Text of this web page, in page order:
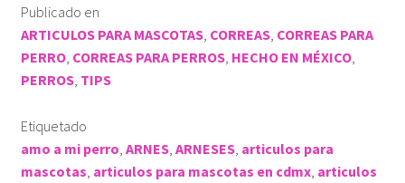
Publicado en
ARTICULOS PARA MASCOTAS, CORREAS, CORREAS PARA
PERRO, CORREAS PARA PERROS, HECHO EN MÉXICO,
PERROS, TIPS
Etiquetado
amo a mi perro ARNES, ARNESES, articulos para
mascotas articulos para mascotas en cdmx, articulos